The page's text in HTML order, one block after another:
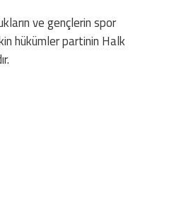
ve gençlerin spor
hükümler partinin Halk